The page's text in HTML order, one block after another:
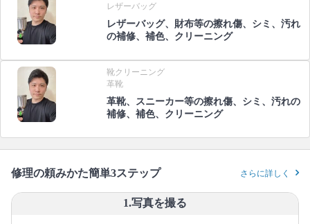
レザーバッグ
レザーバッグ、財布等の擦れ傷、シミ、汚れ
の補修、補色、クリーニング
靴クリーニング
革靴
革靴、スニーカー等の擦れ傷、シミ、汚れの
補修、補色、クリーニング
修理の頼みかた簡単3ステップ さらに詳しく
1.写真を撮る